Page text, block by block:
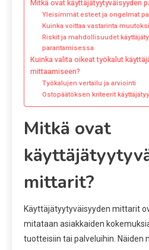
Mitkä ovat käyttäjätyytyväisyyden
Yleisimmät esteet ja ongelmat
Kuinka voittaa vastarinta
Riskit ja mahdollisuudet
parantamisessa
Kuinka valita oikeat työkalut
mittaamiseen?
Työkalujen vertailu ja arviointi
Ostopäätöksen kriteerit
Mitkä ovat
mittarit?
Käyttäjätyytyväisyyden mittarit
mitataan asiakkaiden
tuotteisiin tai palveluihin. Näiden